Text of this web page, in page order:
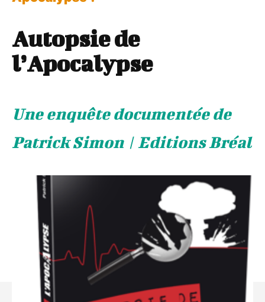
Autopsie de
l’Apocalypse
Une enquête documentée de
Patrick Simon | Editions Bréal